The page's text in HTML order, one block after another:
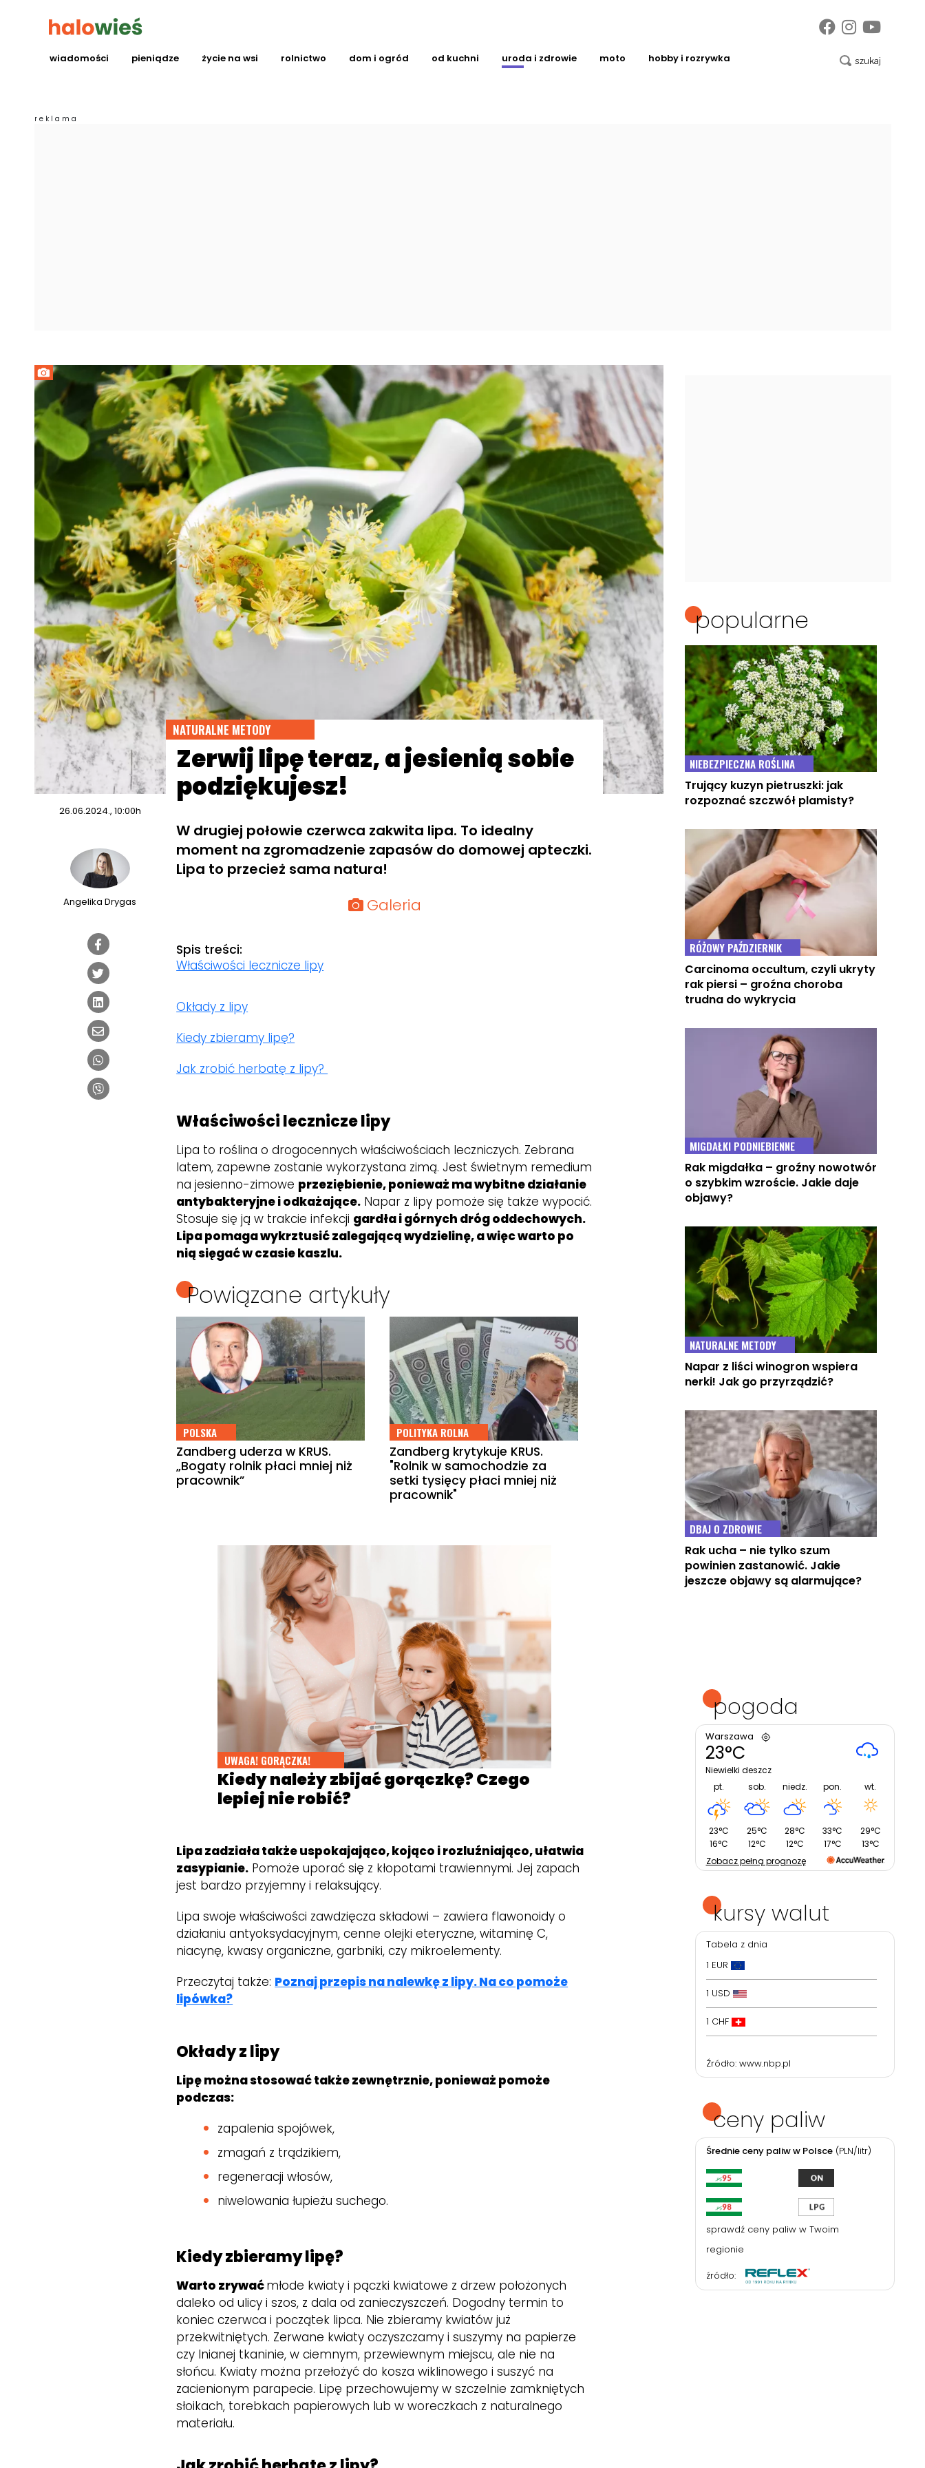
wiadomości pieniądze życie na wsi rolnictwo dom i ogród od kuchni uroda i zdrowie moto hobby i rozrywka
NATURALNE METODY
Zerwij lipę teraz, a jesienią sobie
podziękujesz!
26.06.2024., 10:00h
Angelika Drygas
W drugiej połowie czerwca zakwita lipa. To idealny
moment na zgromadzenie zapasów do domowej apteczki.
Lipa to przecież sama natura!
Galeria
Spis treści:
Właściwości lecznicze lipy
Okłady z lipy
Kiedy zbieramy lipę?
Jak zrobić herbatę z lipy?
Właściwości lecznicze lipy
Lipa to roślina o drogocennych właściwościach leczniczych. Zebrana
latem, zapewne zostanie wykorzystana zimą. Jest świetnym remedium
na jesienno-zimowe przeziębienie, ponieważ ma wybitne działanie
antybakteryjne i odkażające. Napar z lipy pomoże się także wypocić.
Stosuje się ją w trakcie infekcji gardła i górnych dróg oddechowych.
Lipa pomaga wykrztusić zalegającą wydzielinę, a więc warto po
nią sięgać w czasie kaszlu.
Powiązane artykuły
POLSKA
Zandberg uderza w KRUS.
„Bogaty rolnik płaci mniej niż
pracownik”
POLITYKA ROLNA
Zandberg krytykuje KRUS.
"Rolnik w samochodzie za
setki tysięcy płaci mniej niż
pracownik"
UWAGA! GORĄCZKA!
Kiedy należy zbijać gorączkę? Czego
lepiej nie robić?
Lipa zadziała także uspokajająco, kojąco i rozluźniająco, ułatwia
zasypianie. Pomoże uporać się z kłopotami trawiennymi. Jej zapach
jest bardzo przyjemny i relaksujący.
Lipa swoje właściwości zawdzięcza składowi – zawiera flawonoidy o
działaniu antyoksydacyjnym, cenne olejki eteryczne, witaminę C,
niacynę, kwasy organiczne, garbniki, czy mikroelementy.
Przeczytaj także: Poznaj przepis na nalewkę z lipy. Na co pomoże
lipówka?
Okłady z lipy
Lipę można stosować także zewnętrznie, ponieważ pomoże
podczas:
zapalenia spojówek,
zmagań z trądzikiem,
regeneracji włosów,
niwelowania łupieżu suchego.
Kiedy zbieramy lipę?
Warto zrywaćmłode kwiaty i pączki kwiatowe z drzew położonych
daleko od ulicy i szos, z dala od zanieczyszczeń. Dogodny termin to
koniec czerwca i początek lipca. Nie zbieramy kwiatów już
przekwitniętych. Zerwane kwiaty oczyszczamy i suszymy na papierze
czy lnianej tkaninie, w ciemnym, przewiewnym miejscu, ale nie na
słońcu. Kwiaty można przełożyć do kosza wiklinowego i suszyć na
zacienionym parapecie. Lipę przechowujemy w szczelnie zamkniętych
słoikach, torebkach papierowych lub w woreczkach z naturalnego
materiału.
popularne
NIEBEZPIECZNA ROŚLINA
Trujący kuzyn pietruszki: jak
rozpoznać szczwół plamisty?
RÓŻOWY PAŹDZIERNIK
Carcinoma occultum, czyli ukryty
rak piersi – groźna choroba
trudna do wykrycia
MIGDAŁKI PODNIEBIENNE
Rak migdałka – groźny nowotwór
o szybkim wzroście. Jakie daje
objawy?
NATURALNE METODY
Napar z liści winogron wspiera
nerki! Jak go przyrządzić?
DBAJ O ZDROWIE
Rak ucha – nie tylko szum
powinien zastanowić. Jakie
jeszcze objawy są alarmujące?
pogoda
Warszawa
23°C
Niewielki deszcz
pt.
23°C
16°C
sob.
25°C
12°C
niedz.
28°C
12°C
pon.
33°C
17°C
wt.
29°C
13°C
Zobacz pełną prognozę
ceny paliw
Średnie ceny paliw w Polsce(PLN/litr)
sprawdź ceny paliw w Twoim
regionie
źródło:
kursy walut
Tabela z dnia
1 EUR
1 USD
1 CHF
Źródło: www.nbp.pl